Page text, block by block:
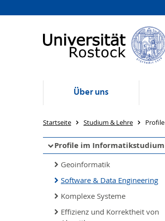
Über uns
Startseite Studium & Lehre Profile
Profile im Informatikstudium
Geoinformatik
Software & Data Engineering
Komplexe Systeme
Effizienz und Korrektheit von